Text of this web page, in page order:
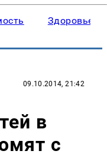
Здоровье
09.10.2014, 21:42
в
с